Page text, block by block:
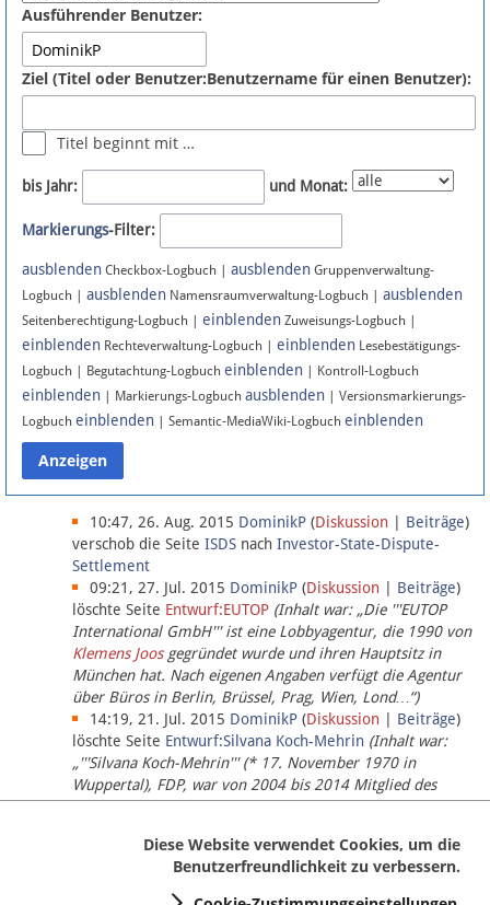
Fehler melden
Newsletter
Bluesky
Facebook
Instagram
Anmelden
Datenschutz
Über Lobbypedia
Impressum
Ausführender Benutzer:
Ziel (Titel oder Benutzer:Benutzername für einen Benutzer):
Titel beginnt mit …
bis Jahr: und Monat:
Markierungs-Filter:
ausblenden Checkbox-Logbuch | ausblenden Gruppenverwaltung-
Logbuch | ausblenden Namensraumverwaltung-Logbuch | ausblenden
Seitenberechtigung-Logbuch | einblenden Zuweisungs-Logbuch |
einblenden Rechteverwaltung-Logbuch | einblenden Lesebestätigungs-
Logbuch | Begutachtung-Logbuch einblenden | Kontroll-Logbuch
einblenden | Markierungs-Logbuch ausblenden | Versionsmarkierungs-
Logbuch einblenden | Semantic-MediaWiki-Logbuch einblenden
10:47, 26. Aug. 2015 DominikP (Diskussion Beiträge)
verschob die Seite ISDS nach Investor-State-Dispute-
Settlement
09:21, 27. Jul. 2015 DominikP (Diskussion Beiträge)
löschte Seite Entwurf:EUTOP (Inhalt war: „Die '''EUTOP
International GmbH''' ist eine Lobbyagentur, die 1990 von
Klemens Joosgegründet wurde und ihren Hauptsitz in
München hat. Nach eigenen Angaben verfügt die Agentur
über Büros in Berlin, Brüssel, Prag, Wien, Lond…“)
14:19, 21. Jul. 2015 DominikP (Diskussion Beiträge)
löschte Seite Entwurf:Silvana Koch-Mehrin (Inhalt war:
„'''Silvana Koch-Mehrin''' (* 17. November 1970 in
Wuppertal), FDP, war von 2004 bis 2014 Mitglied des
Europäischen Parlaments, seit November 2014 ist sie für
Diese Website verwendet Cookies, um die
Benutzerfreundlichkeit zu verbessern.